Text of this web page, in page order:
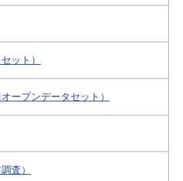
ット）
ープンデータセット）
査）